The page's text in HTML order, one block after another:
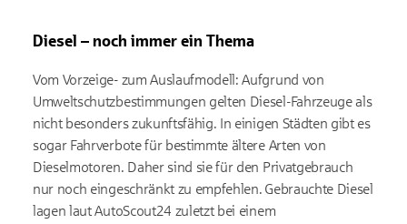
Diesel – noch immer ein Thema
Vom Vorzeige- zum Auslaufmodell: Aufgrund von
Umweltschutzbestimmungen gelten Diesel-Fahrzeuge als
nicht besonders zukunftsfähig. In einigen Städten gibt es
sogar Fahrverbote für bestimmte ältere Arten von
Dieselmotoren. Daher sind sie für den Privatgebrauch
nur noch eingeschränkt zu empfehlen. Gebrauchte Diesel
lagen laut AutoScout24 zuletzt bei einem